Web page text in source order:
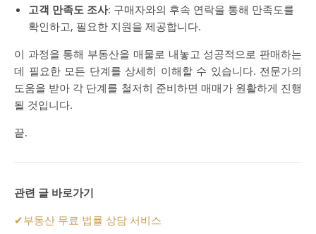
고객 만족도 조사: 구매자와의 후속 연락을 통해 만족도를
확인하고, 필요한 지원을 제공합니다.
이 과정을 통해 부동산을 매물로 내놓고 성공적으로 판매하는
데 필요한 모든 단계를 상세히 이해할 수 있습니다. 전문가의
도움을 받아 각 단계를 철저히 준비하면 매매가 원활하게 진행
될 것입니다.
끝.
관련 글 바로가기
✔부동산 무료 법률 상담 서비스